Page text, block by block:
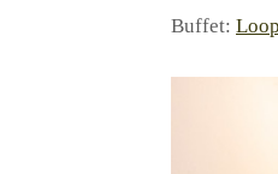
Buffet: